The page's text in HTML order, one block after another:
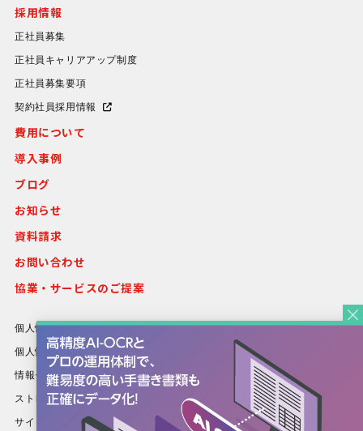
採用情報
正社員募集
正社員キャリアアップ制度
正社員募集要項
契約社員採用情報
費用について
導入事例
ブログ
お知らせ
資料請求
お問い合わせ
協業・サービスのご提案
個人情報保護方針
個人情報等の取り扱いについて
情報セキュリティ方針
ストレスチェック基本方針
サイトポリシー